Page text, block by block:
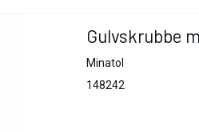
Gulvskrubbe
Minatol
148242